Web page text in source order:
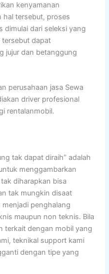
kenyamanan
hal tersebut, proses
dimulai dari seleksi yang
dapat
jujur dan betanggung
perusahaan jasa Sewa
driver profesional
rentalanmobil.
tak dapat diraih” adalah
menggambarkan
diharapkan bisa
tak mungkin disaat
penghalang
maupun non teknis. Bila
terkait dengan mobil yang
teknikal support kami
dengan tipe yang